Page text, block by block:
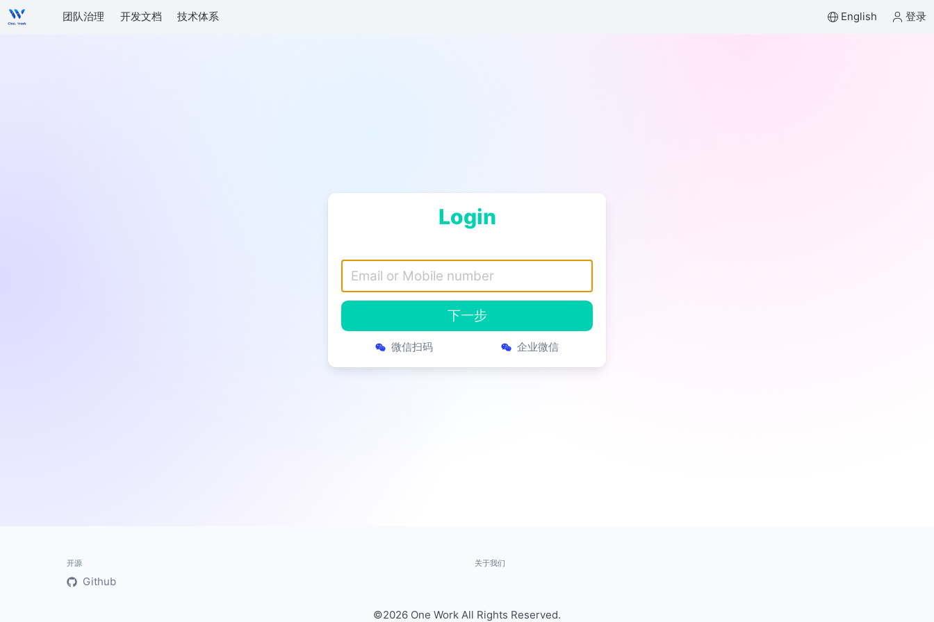
团队治理 开发文档 技术体系 English 登录
Login
微信扫码 企业微信
开源
Github
关于我们
©2026 One Work All Rights Reserved.